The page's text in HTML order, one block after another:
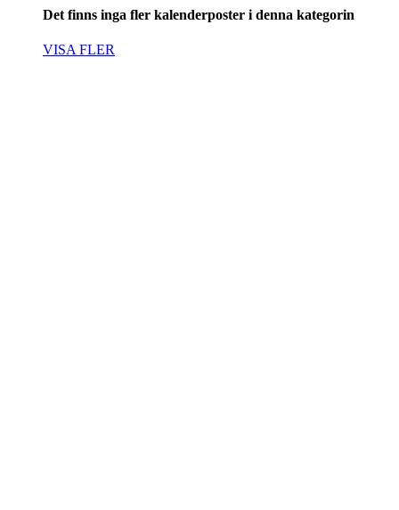
Det finns inga fler kalenderposter i denna kategorin
VISA FLER